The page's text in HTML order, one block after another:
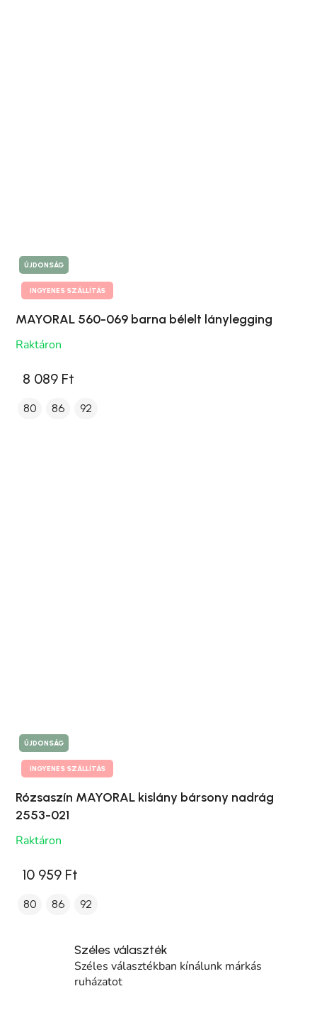
ÚJDONSÁG
INGYENES SZÁLLÍTÁS
MAYORAL 560-069 barna bélelt lánylegging
Raktáron
8 089 Ft
80 86 92
ÚJDONSÁG
INGYENES SZÁLLÍTÁS
Rózsaszín MAYORAL kislány bársony nadrág
2553-021
Raktáron
10 959 Ft
80 86 92
Széles választék
Széles választékban kínálunk márkás
ruházatot